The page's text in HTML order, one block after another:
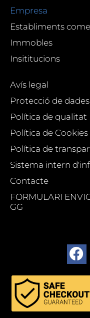
Empresa
Establiments
Immobles
Insititucions
Avís legal
Protecció de dades
Política de qualitat
Política de Cookies
Política de
Sistema intern
Contacte
FORMULARI
GG